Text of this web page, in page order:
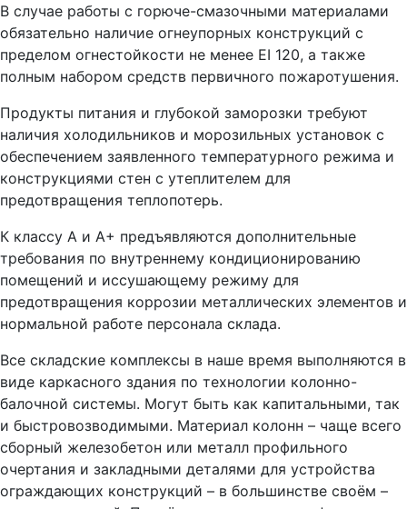
В случае работы с горюче-смазочными материалами
обязательно наличие огнеупорных конструкций с
пределом огнестойкости не менее EI 120, а также
полным набором средств первичного пожаротушения.
Продукты питания и глубокой заморозки требуют
наличия холодильников и морозильных установок с
обеспечением заявленного температурного режима и
конструкциями стен с утеплителем для
предотвращения теплопотерь.
К классу А и А+ предъявляются дополнительные
требования по внутреннему кондиционированию
помещений и иссушающему режиму для
предотвращения коррозии металлических элементов и
нормальной работе персонала склада.
Все складские комплексы в наше время выполняются в
виде каркасного здания по технологии колонно-
балочной системы. Могут быть как капитальными, так
и быстровозводимыми. Материал колонн – чаще всего
сборный железобетон или металл профильного
очертания и закладными деталями для устройства
ограждающих конструкций – в большинстве своём –